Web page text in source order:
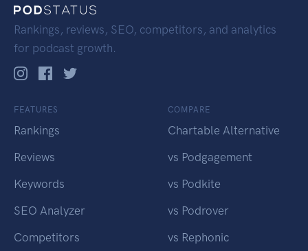
Rankings, reviews, SEO, competitors, and analytics
for podcast growth.
FEATURES
Rankings
Reviews
Keywords
SEO Analyzer
Competitors
COMPARE
Chartable Alternative
vs Podgagement
vs Podkite
vs Podrover
vs Rephonic